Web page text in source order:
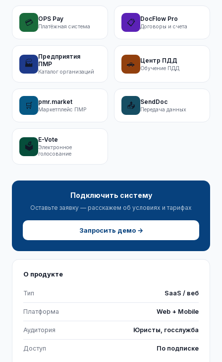
💳 OPS Pay
Платёжная система 📋 DocFlow Pro
Договоры и счета
🏭
Предприятия
ПМР
Каталог организаций
🚗 Центр ПДД
Обучение ПДД
🛒 pmr.market
Маркетплейс ПМР 📤 SendDoc
Передача данных
🗳️
E-Vote
Электронное
голосование
Подключить систему
Оставьте заявку — расскажем об условиях и тарифах
Запросить демо →
О продукте
Тип SaaS / веб
Платформа Web + Mobile
Аудитория Юристы, госслужба
Доступ По подписке